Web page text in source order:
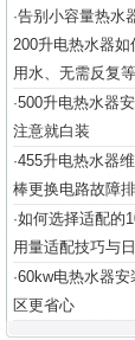
·告别小容量热水
200升电热水器
用水、无需反复
·500升电热水器
注意就白装
·455升电热水器
棒更换电路故障
·如何选择适配的
用量适配技巧与
·60kw电热水器
区更省心